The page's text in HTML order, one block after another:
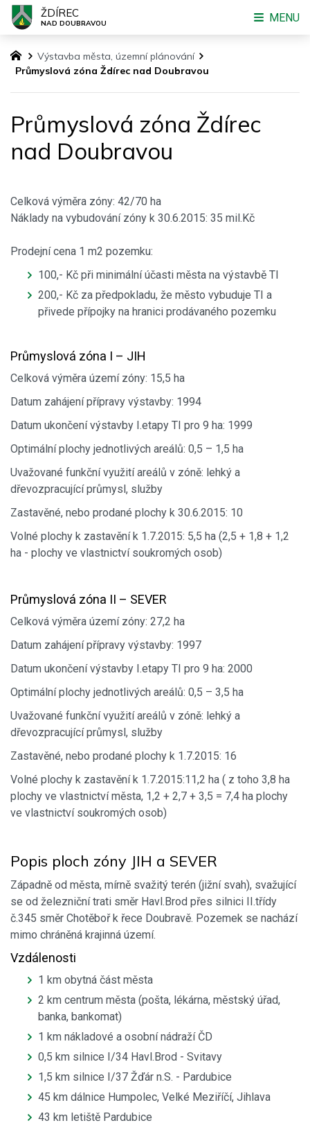
Výstavba města, územní plánování
Průmyslová zóna Ždírec nad Doubravou
Průmyslová zóna Ždírec
nad Doubravou
Celková výměra zóny: 42/70 ha
Náklady na vybudování zóny k 30.6.2015: 35 mil.Kč
Prodejní cena 1 m2 pozemku:
100,- Kč při minimální účasti města na výstavbě TI
200,- Kč za předpokladu, že město vybuduje TI a
přivede přípojky na hranici prodávaného pozemku
Průmyslová zóna I – JIH
Celková výměra území zóny: 15,5 ha
Datum zahájení přípravy výstavby: 1994
Datum ukončení výstavby I.etapy TI pro 9 ha: 1999
Optimální plochy jednotlivých areálů: 0,5 – 1,5 ha
Uvažované funkční využití areálů v zóně: lehký a
dřevozpracující průmysl, služby
Zastavěné, nebo prodané plochy k 30.6.2015: 10
Volné plochy k zastavění k 1.7.2015: 5,5 ha (2,5 + 1,8 + 1,2
ha - plochy ve vlastnictví soukromých osob)
Průmyslová zóna II – SEVER
Celková výměra území zóny: 27,2 ha
Datum zahájení přípravy výstavby: 1997
Datum ukončení výstavby I.etapy TI pro 9 ha: 2000
Optimální plochy jednotlivých areálů: 0,5 – 3,5 ha
Uvažované funkční využití areálů v zóně: lehký a
dřevozpracující průmysl, služby
Zastavěné, nebo prodané plochy k 1.7.2015: 16
Volné plochy k zastavění k 1.7.2015:11,2 ha ( z toho 3,8 ha
plochy ve vlastnictví města, 1,2 + 2,7 + 3,5 = 7,4 ha plochy
ve vlastnictví soukromých osob)
Popis ploch zóny JIH a SEVER
Západně od města, mírně svažitý terén (jižní svah), svažující
se od železniční trati směr Havl.Brod přes silnici II.třídy
č.345 směr Chotěboř k řece Doubravě. Pozemek se nachází
mimo chráněná krajinná území.
Vzdálenosti
1 km obytná část města
2 km centrum města (pošta, lékárna, městský úřad,
banka, bankomat)
1 km nákladové a osobní nádraží ČD
0,5 km silnice I/34 Havl.Brod - Svitavy
1,5 km silnice I/37 Žďár n.S. - Pardubice
45 km dálnice Humpolec, Velké Meziříčí, Jihlava
43 km letiště Pardubice
ŽDÍREC
NAD DOUBRAVOU MENU